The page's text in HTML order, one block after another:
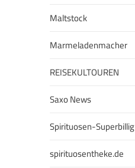
Maltstock
Marmeladenmacher
REISEKULTOUREN
Saxo News
Spirituosen-Superbillig
spirituosentheke.de